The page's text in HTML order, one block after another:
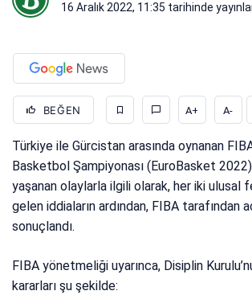
16 Aralık 2022, 11:35 tarihinde
BEĞEN A+ A-
Türkiye ile Gürcistan arasında oynanan
Basketbol Şampiyonası (EuroBasket
yaşanan olaylarla ilgili olarak, her iki ulusal
gelen iddiaların ardından, FIBA tarafından
sonuçlandı.
FIBA yönetmeliği uyarınca, Disiplin
kararları şu şekilde: